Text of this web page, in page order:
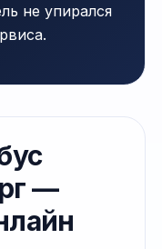
не упирался
—